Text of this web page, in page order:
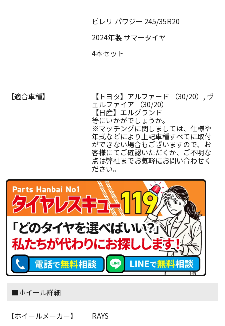
ピレリ パワジー 245/35R20
2024年製 サマータイヤ
4本セット
【適合車種】
【トヨタ】アルファード （30/20）, ヴ
ェルファイア （30/20）
【日産】エルグランド
等にいかがでしょうか。
※マッチングに関しましては、仕様や
年式などにより上記車種すべてに取付
ができない場合もございますので、お
客様にてご確認いただくか、ご不明な
点は弊社までお気軽にお問い合わせく
ださい。
■ホイール詳細
【ホイールメーカー】
RAYS